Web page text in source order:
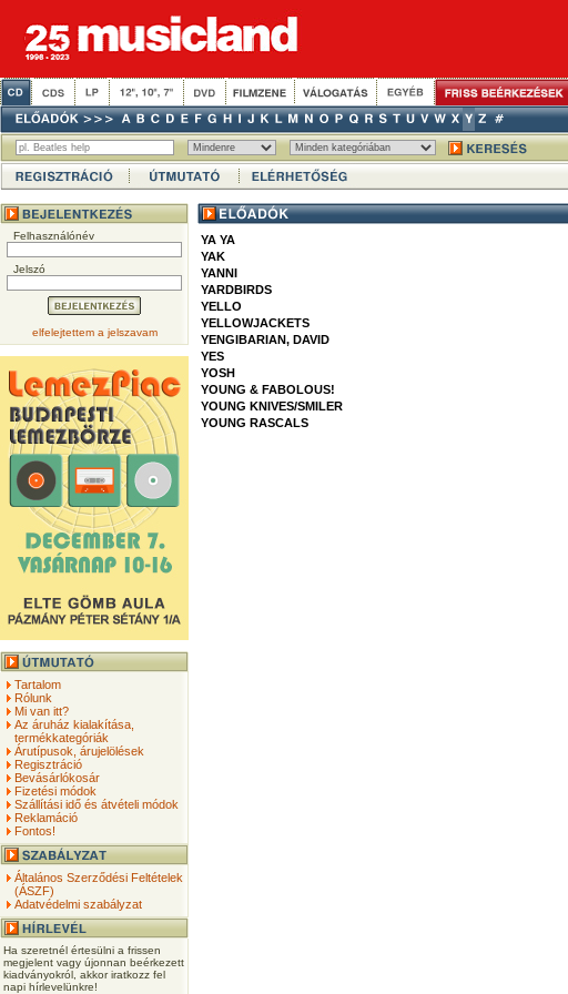
Felhasználónév
Jelszó
elfelejtettem a jelszavam
Tartalom
Rólunk
Mi van itt?
Az áruház kialakítása,
termékkategóriák
Árutípusok, árujelölések
Regisztráció
Bevásárlókosár
Fizetési módok
Szállítási idő és átvételi módok
Reklamáció
Fontos!
Általános Szerződési Feltételek
(ÁSZF)
Adatvédelmi szabályzat
Ha szeretnél értesülni a frissen
megjelent vagy újonnan beérkezett
kiadványokról, akkor iratkozz fel
napi hírlevelünkre!
YA YA
YAK
YANNI
YARDBIRDS
YELLO
YELLOWJACKETS
YENGIBARIAN, DAVID
YES
YOSH
YOUNG & FABOLOUS!
YOUNG KNIVES/SMILER
YOUNG RASCALS